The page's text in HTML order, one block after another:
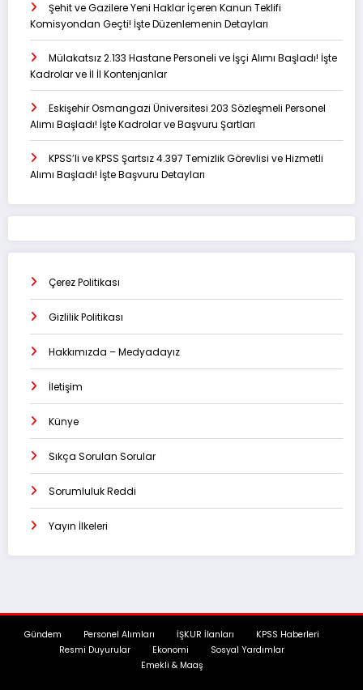
Şehit ve Gazilere Yeni Haklar İçeren Kanun Teklifi
Komisyondan Geçti! İşte Düzenlemenin Detayları
Mülakatsız 2.133 Hastane Personeli ve İşçi Alımı Başladı! İşte
Kadrolar ve İl İl Kontenjanlar
Eskişehir Osmangazi Üniversitesi 203 Sözleşmeli Personel
Alımı Başladı! İşte Kadrolar ve Başvuru Şartları
KPSS’li ve KPSS Şartsız 4.397 Temizlik Görevlisi ve Hizmetli
Alımı Başladı! İşte Başvuru Detayları
Çerez Politikası
Gizlilik Politikası
Hakkımızda – Medyadayız
İletişim
Künye
Sıkça Sorulan Sorular
Sorumluluk Reddi
Yayın İlkeleri
Gündem Personel Alımları İŞKUR İlanları
KPSS Haberleri
Resmi Duyurular
Ekonomi
Sosyal Yardımlar
Emekli & Maaş